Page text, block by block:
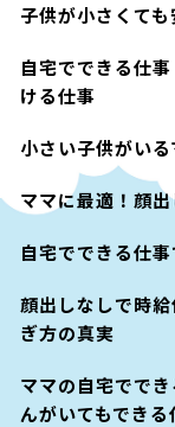
子供が小さくて
自宅でできる仕
ける仕事
小さい子供がい
ママに最適！顔
自宅でできる仕
顔出しなしで時
ぎ方の真実
ママの自宅でで
んがいてもできる